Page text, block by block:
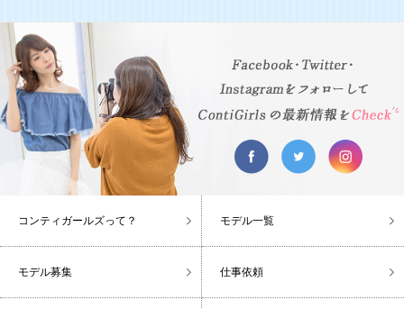
コンティガールズって？ モデル一覧
モデル募集 仕事依頼